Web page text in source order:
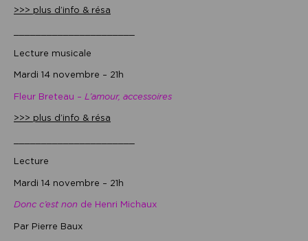
>>> plus d’info & résa
Lecture musicale
Mardi 14 novembre – 21h
Fleur Breteau – L’amour, accessoires
>>> plus d’info & résa
Lecture
Mardi 14 novembre – 21h
Donc c’est non de Henri Michaux
Par Pierre Baux